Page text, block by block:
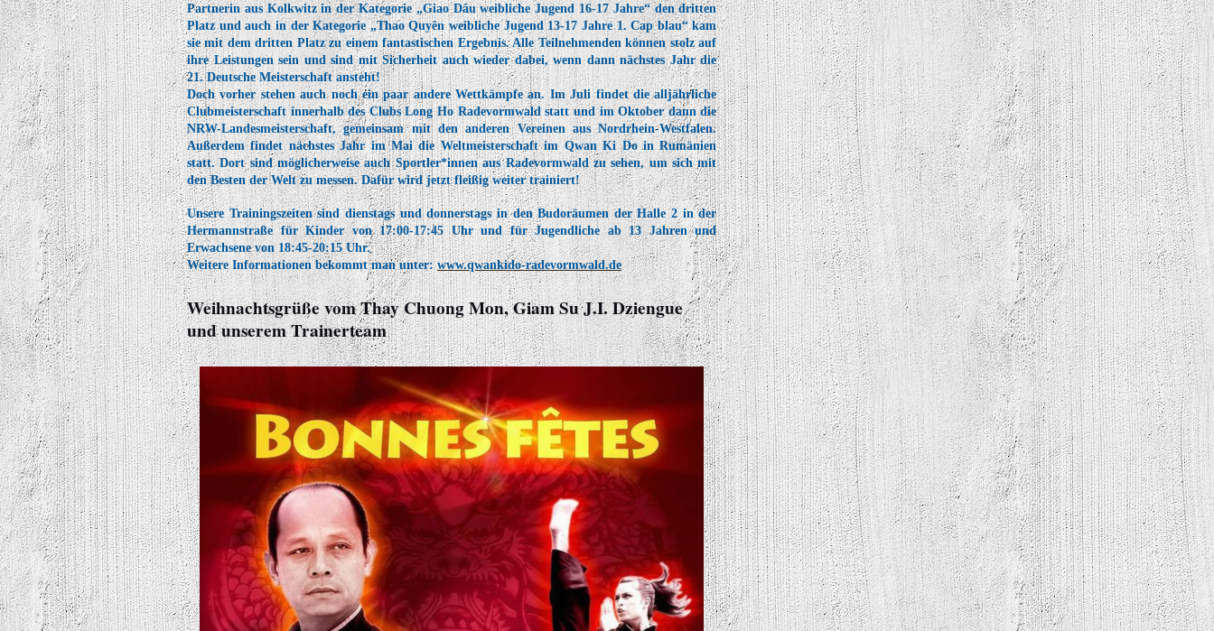
Partnerin aus Kolkwitz in der Kategorie „Giao Dâu weibliche Jugend 16-17 Jahre“ den dritten
Platz und auch in der Kategorie „Thao Quyên weibliche Jugend 13-17 Jahre 1. Cap blau“ kam
sie mit dem dritten Platz zu einem fantastischen Ergebnis. Alle Teilnehmenden können stolz auf
ihre Leistungen sein und sind mit Sicherheit auch wieder dabei, wenn dann nächstes Jahr die
21. Deutsche Meisterschaft ansteht!
Doch vorher stehen auch noch ein paar andere Wettkämpfe an. Im Juli findet die alljährliche
Clubmeisterschaft innerhalb des Clubs Long Ho Radevormwald statt und im Oktober dann die
NRW-Landesmeisterschaft, gemeinsam mit den anderen Vereinen aus Nordrhein-Westfalen.
Außerdem findet nächstes Jahr im Mai die Weltmeisterschaft im Qwan Ki Do in Rumänien
statt. Dort sind möglicherweise auch Sportler*innen aus Radevormwald zu sehen, um sich mit
den Besten der Welt zu messen. Dafür wird jetzt fleißig weiter trainiert!
Unsere Trainingszeiten sind dienstags und donnerstags in den Budoräumen der Halle 2 in der
Hermannstraße für Kinder von 17:00-17:45 Uhr und für Jugendliche ab 13 Jahren und
Erwachsene von 18:45-20:15 Uhr.
Weitere Informationen bekommt man unter:www.qwankido-radevormwald.de
Weihnachtsgrüße vom Thay Chuong Mon, Giam Su J.I. Dziengue
und unserem Trainerteam